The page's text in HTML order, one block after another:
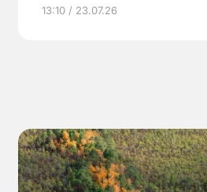
по ОМС!
13:10 / 23.07.26